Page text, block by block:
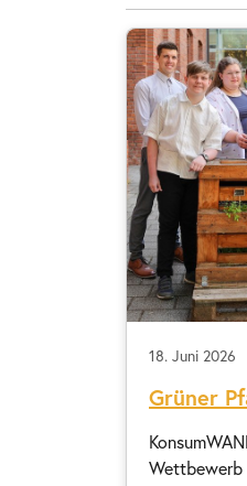
18. Juni 2026
Grüner
Wettbewerb